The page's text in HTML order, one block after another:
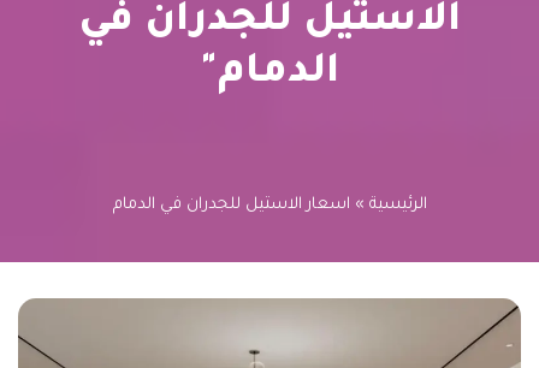
الاستيل للجدران في
الدمام"
الرئيسية » اسعار الاستيل للجدران في الدمام